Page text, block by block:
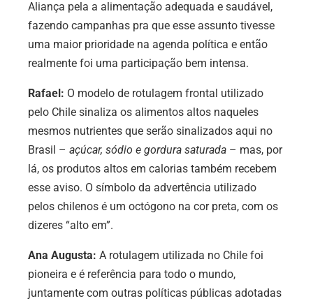
Aliança pela a alimentação adequada e saudável,
fazendo campanhas pra que esse assunto tivesse
uma maior prioridade na agenda política e então
realmente foi uma participação bem intensa.
Rafael: O modelo de rotulagem frontal utilizado
pelo Chile sinaliza os alimentos altos naqueles
mesmos nutrientes que serão sinalizados aqui no
Brasil – açúcar, sódio e gordura saturada – mas, por
lá, os produtos altos em calorias também recebem
esse aviso. O símbolo da advertência utilizado
pelos chilenos é um octógono na cor preta, com os
dizeres “alto em”.
Ana Augusta: A rotulagem utilizada no Chile foi
pioneira e é referência para todo o mundo,
juntamente com outras políticas públicas adotadas